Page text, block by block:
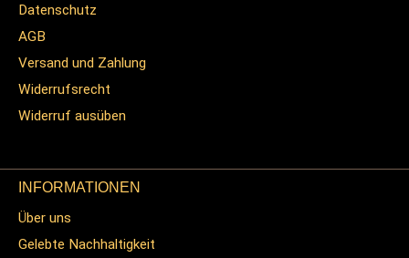
Datenschutz
AGB
Versand und Zahlung
Widerrufsrecht
Widerruf ausüben
INFORMATIONEN
Über uns
Gelebte Nachhaltigkeit